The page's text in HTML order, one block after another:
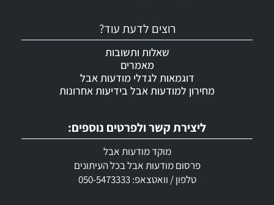
ליצירת קשר ולפרטים נוספים:
מוקד מודעות אבל
פרסום מודעות אבל בכל העיתונים
טלפון / וואטצאפ: 050-5473333
רוצים לדעת עוד?
שאלות ותשובות
מאמרים
דוגמאות לגדלי מודעות אבל
מחירון למודעות אבל בידיעות אחרונות